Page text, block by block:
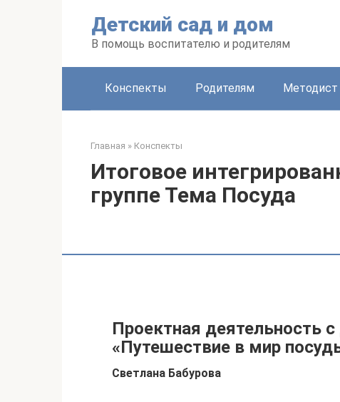
Детский сад и дом
В помощь воспитателю и родителям
Конспекты Родителям Методист
Главная » Конспекты
Итоговое
группе Тема Посуда
Проектная деятельность
«Путешествие в мир
Светлана Бабурова